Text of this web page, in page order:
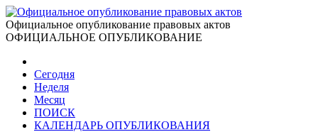
Официальное опубликование правовых актов
ОФИЦИАЛЬНОЕ ОПУБЛИКОВАНИЕ
Сегодня
Неделя
Месяц
ПОИСК
КАЛЕНДАРЬ ОПУБЛИКОВАНИЯ